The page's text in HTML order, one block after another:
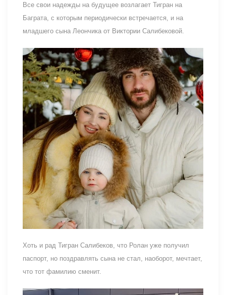
Все свои надежды на будущее возлагает Тигран на
Баграта, с которым периодически встречается, и на
младшего сына Леончика от Виктории Салибековой.
Хоть и рад Тигран Салибеков, что Ролан уже получил
паспорт, но поздравлять сына не стал, наоборот, мечтает,
что тот фамилию сменит.